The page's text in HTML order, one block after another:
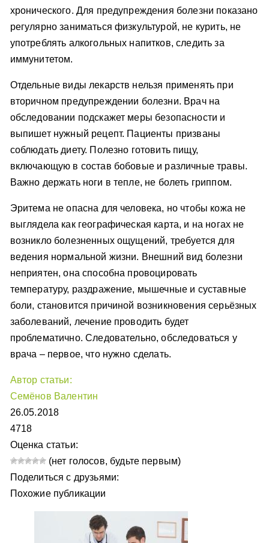
хронического. Для предупреждения болезни показано
регулярно заниматься физкультурой, не курить, не
употреблять алкогольных напитков, следить за
иммунитетом.
Отдельные виды лекарств нельзя применять при
вторичном предупреждении болезни. Врач на
обследовании подскажет меры безопасности и
выпишет нужный рецепт. Пациенты призваны
соблюдать диету. Полезно готовить пищу,
включающую в состав бобовые и различные травы.
Важно держать ноги в тепле, не болеть гриппом.
Эритема не опасна для человека, но чтобы кожа не
выглядела как географическая карта, и на ногах не
возникло болезненных ощущений, требуется для
ведения нормальной жизни. Внешний вид болезни
неприятен, она способна провоцировать
температуру, раздражение, мышечные и суставные
боли, становится причиной возникновения серьёзных
заболеваний, лечение проводить будет
проблематично. Следовательно, обследоваться у
врача – первое, что нужно сделать.
Автор статьи:
Семёнов Валентин
26.05.2018
4718
Оценка статьи:
(нет голосов, будьте первым)
Поделиться с друзьями:
Похожие публикации